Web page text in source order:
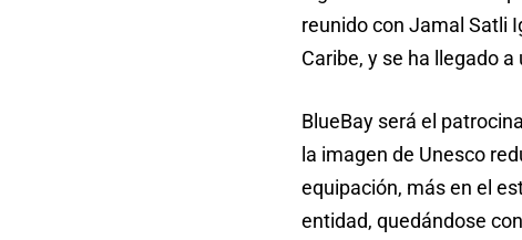
reunido con Jamal Satli
Caribe, y se ha llegado
BlueBay será el
la imagen de Unesco
equipación, más en el
entidad, quedándose